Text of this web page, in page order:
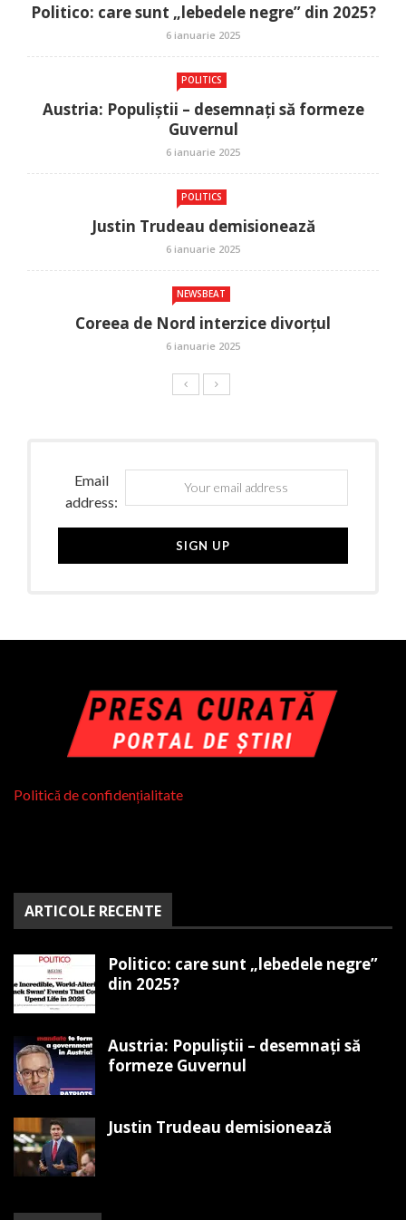
Politico: care sunt „lebedele negre” din 2025?
6 ianuarie 2025
POLITICS
Austria: Populiștii – desemnați să formeze
Guvernul
6 ianuarie 2025
POLITICS
Justin Trudeau demisionează
6 ianuarie 2025
NEWSBEAT
Coreea de Nord interzice divorțul
6 ianuarie 2025
Email
address:
Politică de confidențialitate
ARTICOLE RECENTE
Politico: care sunt „lebedele negre”
din 2025?
Austria: Populiștii – desemnați să
formeze Guvernul
Justin Trudeau demisionează